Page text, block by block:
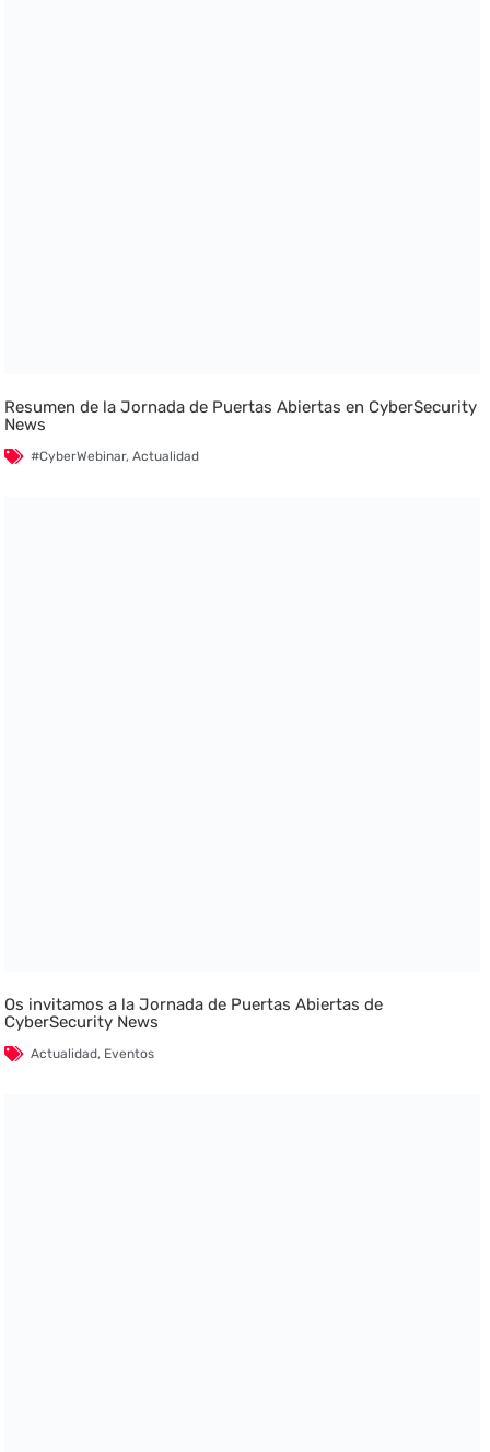
Resumen de la Jornada de Puertas Abiertas en CyberSecurity
News
#CyberWebinar,Actualidad
Os invitamos a la Jornada de Puertas Abiertas de
CyberSecurity News
Actualidad, Eventos